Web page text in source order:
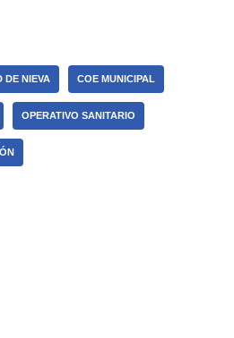
DE NIEVA COE MUNICIPAL
OPERATIVO SANITARIO